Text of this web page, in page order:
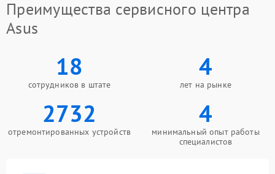
Преимущества сервисного центра
Asus
18
сотрудников в штате
4
лет на рынке
2732
отремонтированных устройств
4
минимальный опыт работы
специалистов